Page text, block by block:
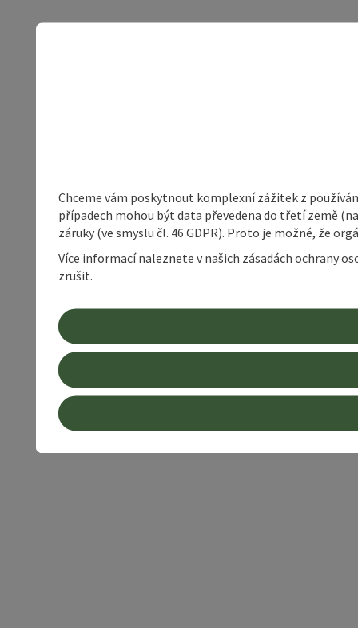
Chceme vám poskytnout komplexní zážitek z
případech mohou být data převedena do třetí země
záruky (ve smyslu čl. 46 GDPR). Proto je možné, že
Více informací naleznete v našich zásadách ochrany
zrušit.